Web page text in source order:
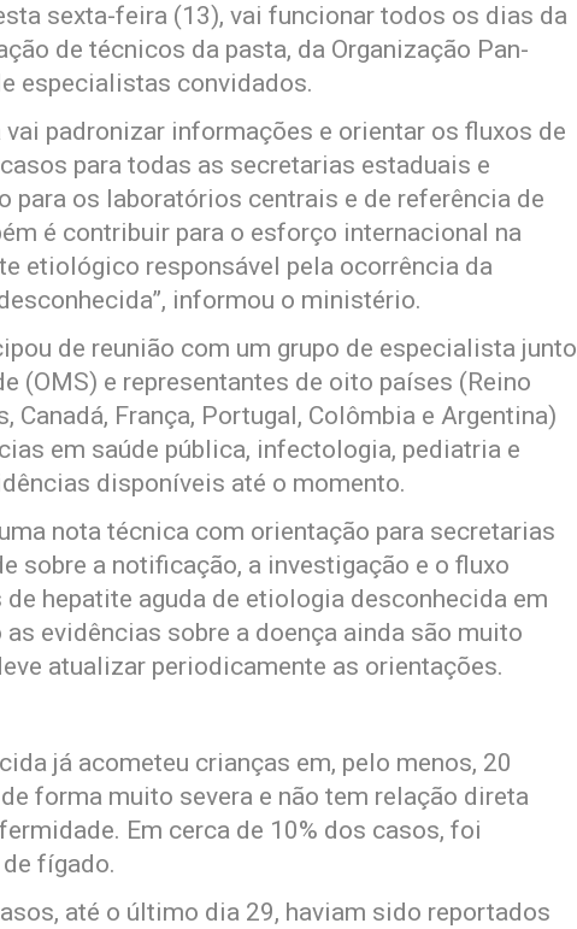
sexta-feira (13), vai funcionar todos os dias da
de técnicos da pasta, da Organização Pan-
especialistas convidados.
padronizar informações e orientar os fluxos de
para todas as secretarias estaduais e
para os laboratórios centrais e de referência de
é contribuir para o esforço internacional na
etiológico responsável pela ocorrência da
informou o ministério.
de reunião com um grupo de especialista junto
(OMS) e representantes de oito países (Reino
Canadá, França, Portugal, Colômbia e Argentina)
em saúde pública, infectologia, pediatria e
disponíveis até o momento.
nota técnica com orientação para secretarias
sobre a notificação, a investigação e o fluxo
hepatite aguda de etiologia desconhecida em
evidências sobre a doença ainda são muito
atualizar periodicamente as orientações.
já acometeu crianças em, pelo menos, 20
forma muito severa e não tem relação direta
Em cerca de 10% dos casos, foi
fígado.
até o último dia 29, haviam sido reportados